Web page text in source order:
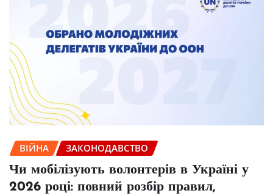
ВІЙНА ЗАКОНОДАВСТВО
Чи мобілізують волонтерів в Україні у
2026 році: повний розбір правил,